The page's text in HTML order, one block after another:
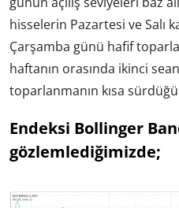
hisselerin Pazartesi ve Salı
Çarşamba günü hafif
haftanın orasında ikinci
toparlanmanın kısa
Endeksi Bollinger
gözlemlediğimizde;